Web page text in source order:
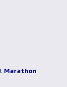
Marathon